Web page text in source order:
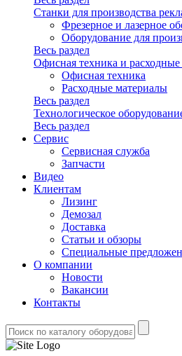
Станки для производства
Фрезерное и лазерное
Оборудование для
Весь раздел
Офисная техника и
Офисная техника
Расходные материалы
Весь раздел
Технологическое
Весь раздел
Сервис
Сервисная служба
Запчасти
Видео
Клиентам
Лизинг
Демозал
Доставка
Статьи и обзоры
Специальные
О компании
Новости
Вакансии
Контакты